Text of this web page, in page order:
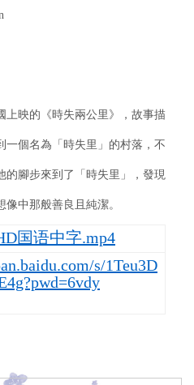
映的《時失兩公里》，故事描
一個名為「時失里」的村落，不
的腳步來到了「時失里」，發現
中那般善良且純潔。
国语中字.mp4
s/1Teu3D